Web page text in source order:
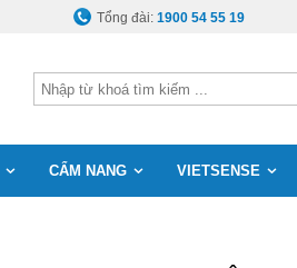
Tổng đài:1900 54 55 19
CẨM NANG VIETSENSE